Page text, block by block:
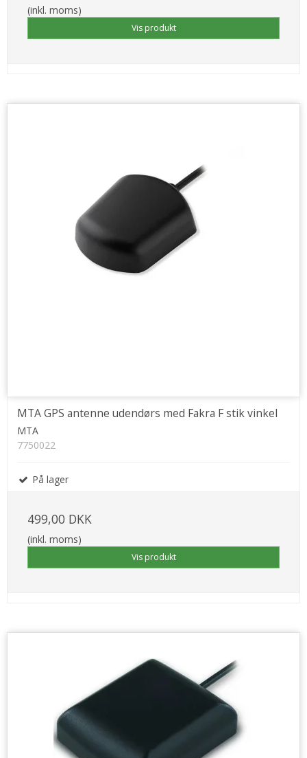
(inkl. moms)
Vis produkt
MTA GPS antenne udendørs med Fakra F stik vinkel
MTA
7750022
På lager
499,00 DKK
(inkl. moms)
Vis produkt